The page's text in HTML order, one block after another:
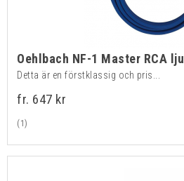
Oehlbach NF-1 Master RCA
Detta är en förstklassig och pris...
fr. 647 kr
(1)